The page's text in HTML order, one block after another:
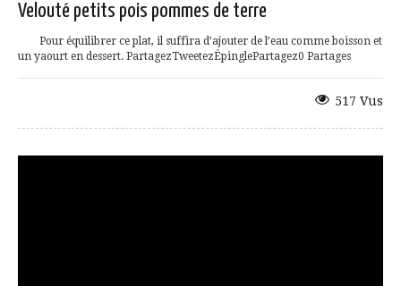
Velouté petits pois pommes de terre
Pour équilibrer ce plat, il suffira d’ajouter de l’eau comme boisson et
un yaourt en dessert. PartagezTweetezÉpinglePartagez0 Partages
517 Vus